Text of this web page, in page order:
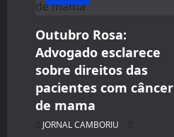
Outubro Rosa:
Advogado esclarece
sobre direitos das
pacientes com câncer
de mama
JORNAL CAMBORIU